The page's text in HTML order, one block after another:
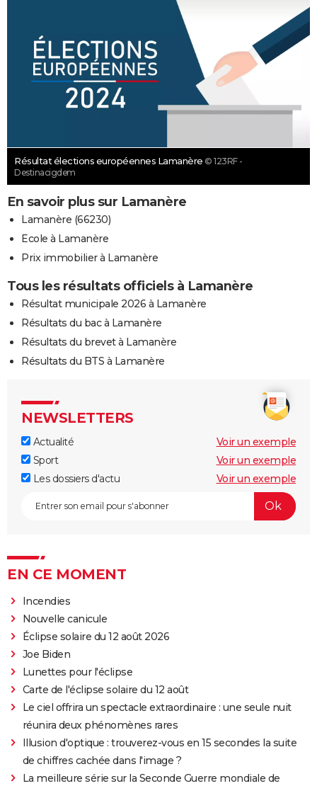
Résultat élections européennes Lamanère © 123RF -
Destinacigdem
En savoir plus sur Lamanère
Lamanère (66230)
Ecole à Lamanère
Prix immobilier à Lamanère
Tous les résultats officiels à Lamanère
Résultat municipale 2026 à Lamanère
Résultats du bac à Lamanère
Résultats du brevet à Lamanère
Résultats du BTS à Lamanère
NEWSLETTERS
Actualité
Voir un exemple
Sport
Voir un exemple
Les dossiers d'actu
Voir un exemple
EN CE MOMENT
Incendies
Nouvelle canicule
Éclipse solaire du 12 août 2026
Joe Biden
Lunettes pour l'éclipse
Carte de l'éclipse solaire du 12 août
Le ciel offrira un spectacle extraordinaire : une seule nuit
réunira deux phénomènes rares
Illusion d'optique : trouverez-vous en 15 secondes la suite
de chiffres cachée dans l'image ?
La meilleure série sur la Seconde Guerre mondiale de